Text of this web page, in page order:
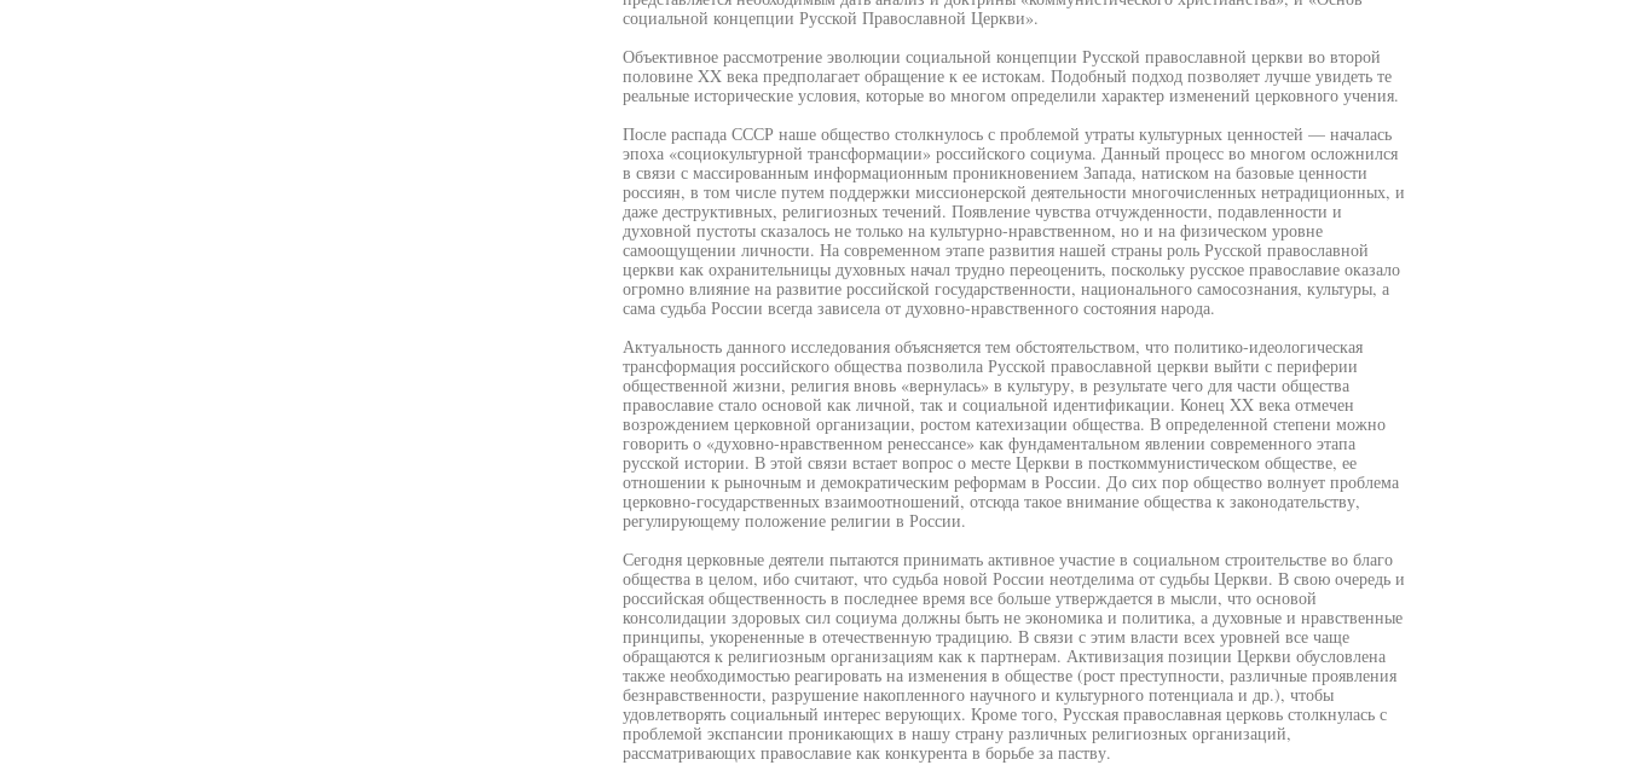
социальной концепции Русской Православной Церкви».
Объективное рассмотрение эволюции социальной концепции Русской православной церкви во второй
половине XX века предполагает обращение к ее истокам. Подобный подход позволяет лучше увидеть те
реальные исторические условия, которые во многом определили характер изменений церковного учения.
После распада СССР наше общество столкнулось с проблемой утраты культурных ценностей — началась
эпоха «социокультурной трансформации» российского социума. Данный процесс во многом осложнился
в связи с массированным информационным проникновением Запада, натиском на базовые ценности
россиян, в том числе путем поддержки миссионерской деятельности многочисленных нетрадиционных, и
даже деструктивных, религиозных течений. Появление чувства отчужденности, подавленности и
духовной пустоты сказалось не только на культурно-нравственном, но и на физическом уровне
самоощущении личности. На современном этапе развития нашей страны роль Русской православной
церкви как охранительницы духовных начал трудно переоценить, поскольку русское православие оказало
огромно влияние на развитие российской государственности, национального самосознания, культуры, а
сама судьба России всегда зависела от духовно-нравственного состояния народа.
Актуальность данного исследования объясняется тем обстоятельством, что политико-идеологическая
трансформация российского общества позволила Русской православной церкви выйти с периферии
общественной жизни, религия вновь «вернулась» в культуру, в результате чего для части общества
православие стало основой как личной, так и социальной идентификации. Конец XX века отмечен
возрождением церковной организации, ростом катехизации общества. В определенной степени можно
говорить о «духовно-нравственном ренессансе» как фундаментальном явлении современного этапа
русской истории. В этой связи встает вопрос о месте Церкви в посткоммунистическом обществе, ее
отношении к рыночным и демократическим реформам в России. До сих пор общество волнует проблема
церковно-государственных взаимоотношений, отсюда такое внимание общества к законодательству,
регулирующему положение религии в России.
Сегодня церковные деятели пытаются принимать активное участие в социальном строительстве во благо
общества в целом, ибо считают, что судьба новой России неотделима от судьбы Церкви. В свою очередь и
российская общественность в последнее время все больше утверждается в мысли, что основой
консолидации здоровых сил социума должны быть не экономика и политика, а духовные и нравственные
принципы, укорененные в отечественную традицию. В связи с этим власти всех уровней все чаще
обращаются к религиозным организациям как к партнерам. Активизация позиции Церкви обусловлена
также необходимостью реагировать на изменения в обществе (рост преступности, различные проявления
безнравственности, разрушение накопленного научного и культурного потенциала и др.), чтобы
удовлетворять социальный интерес верующих. Кроме того, Русская православная церковь столкнулась с
проблемой экспансии проникающих в нашу страну различных религиозных организаций,
рассматривающих православие как конкурента в борьбе за паству.